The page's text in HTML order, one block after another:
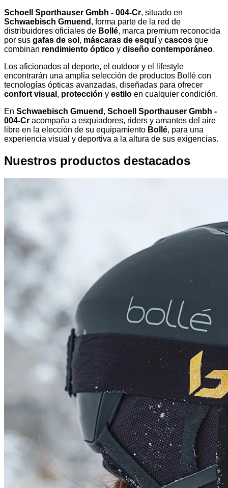
Schoell Sporthauser Gmbh - 004-Cr, situado en
Schwaebisch Gmuend , forma parte de la red de
distribuidores oficiales de Bollé, marca premium reconocida
por sus gafas de sol , máscaras de esquí y cascos que
combinan rendimiento óptico y diseño contemporáneo.
Los aficionados al deporte, el outdoor y el lifestyle
encontrarán una amplia selección de productos Bollé con
tecnologías ópticas avanzadas, diseñadas para ofrecer
confort visual , protección y estilo en cualquier condición.
En Schwaebisch Gmuend , Schoell Sporthauser Gmbh -
004-Cr acompaña a esquiadores, riders y amantes del aire
libre en la elección de su equipamiento Bollé, para una
experiencia visual y deportiva a la altura de sus exigencias.
Nuestros productos destacados